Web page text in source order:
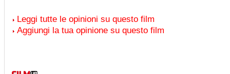
Leggi tutte le opinioni su questo film
Aggiungi la tua opinione su questo film